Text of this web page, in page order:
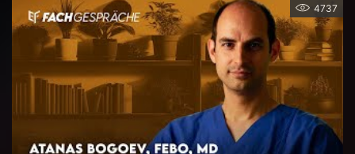
4737